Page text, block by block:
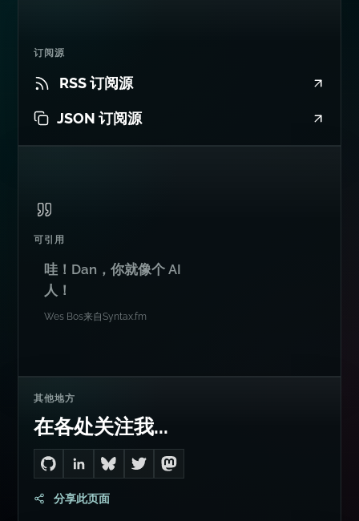
订阅源
RSS 订阅源
JSON 订阅源
可引用
哇！Dan，你就像个 AI
人！
Wes Bos来自Syntax.fm
其他地方
在各处关注我...
Go to Dan's GitHub
Connect with me on LinkedIn
Follow me on Bluesky
Follow me on Twitter
Follow me on Mastodon
分享此页面